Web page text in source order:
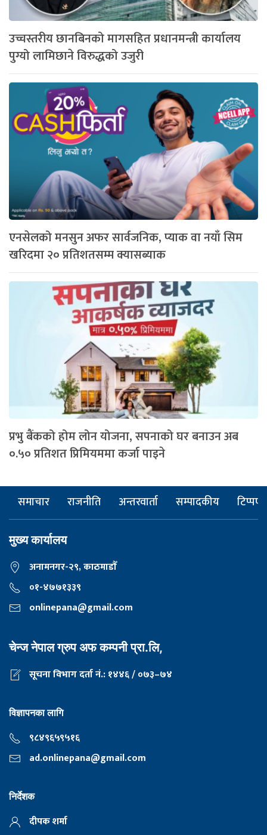
उच्चस्तरीय छानबिनको मागसहित प्रधानमन्त्री कार्यालय
पुग्यो लामिछाने विरुद्धको उजुरी
एनसेलको मनसुन अफर सार्वजनिक, प्याक वा नयाँ सिम
खरिदमा २० प्रतिशतसम्म क्यासब्याक
प्रभु बैंकको होम लोन योजना, सपनाको घर बनाउन अब
०.५० प्रतिशत प्रिमियममा कर्जा पाइने
समाचार राजनीति अन्तरवार्ता सम्पादकीय टिप्पणी
मुख्य कार्यालय
अनामनगर-२९, काठमाडाैँ
०१-४७७१३३९
onlinepana@gmail.com
चेन्ज नेपाल ग्रुप अफ कम्पनी प्रा.लि,
सूचना विभाग दर्ता नं.: १४४६ / ०७३–७४
विज्ञापनका लागि
९८४९६५९५१६
ad.onlinepana@gmail.com
निर्देशक
दीपक शर्मा